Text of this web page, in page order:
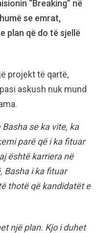
“Breaking” në
se emrat,
plan që do të sjellë
projekt të qartë,
askush nuk mund
se ka vite, ka
parë që i ka fituar
është karriera në
Basha i ka fituar
thotë që kandidatët e
një plan. Kjo i duhet